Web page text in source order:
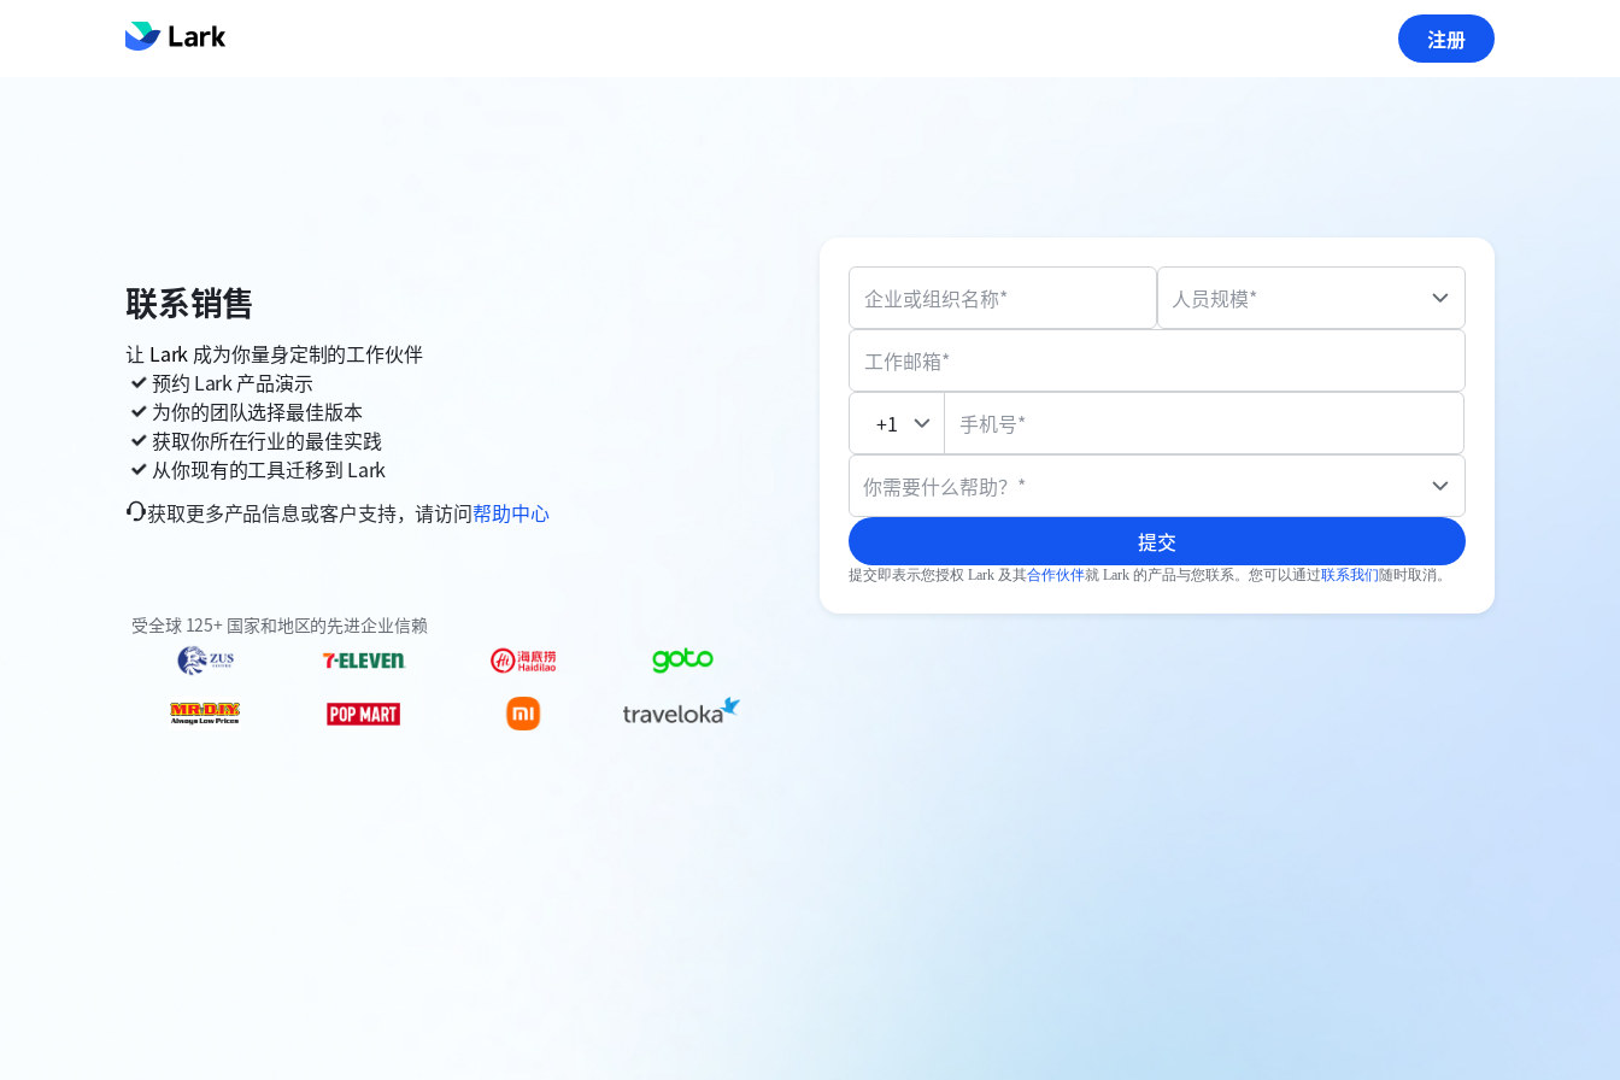
注册
联系销售
让 Lark 成为你量身定制的工作伙伴
预约 Lark产品演示
为你的团队选择最佳版本
获取你所在行业的最佳实践
从你现有的工具迁移到 Lark
获取更多产品信息或客户支持，请访问帮助中心
受全球 125+ 国家和地区的先进企业信赖
企业或组织名称* 人员规模*
工作邮箱*
手机号*
你需要什么帮助？*
提交
提交即表示您授权 Lark 及其合作伙伴就 Lark 的产品与您联系。您可以通过联系我们随时取消。